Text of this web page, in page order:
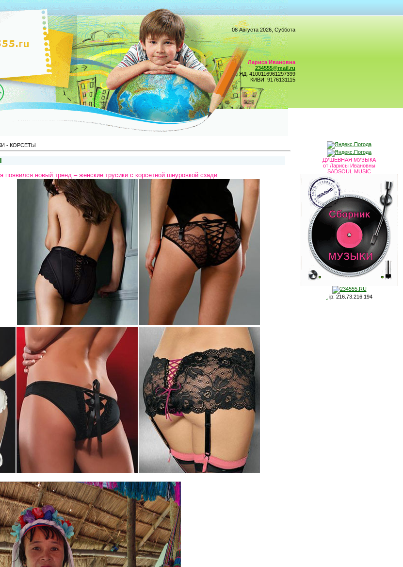
08 Августа 2026, Суббота
Лариса Ивановна
234555@mail.ru
ЯД: 4100116961297399
КИВИ: 9176131115
- КОРСЕТЫ
появился новый тренд – женские трусики с корсетной шнуровкой сзади
ДУШЕВНАЯ МУЗЫКА
от Ларисы Ивановны
SADSOUL MUSIC
ip: 216.73.216.194